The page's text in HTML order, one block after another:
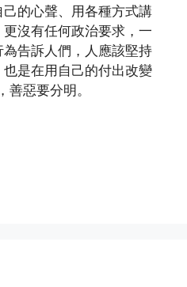
的心聲、用各種方式講
沒有任何政治要求，一
告訴人們，人應該堅持
是在用自己的付出改變
惡要分明。